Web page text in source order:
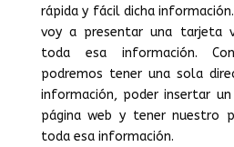
rápida y fácil dicha
voy a presentar una tarjeta
toda esa información.
podremos tener una sola
información, poder insertar
página web y tener nuestro
toda esa información.